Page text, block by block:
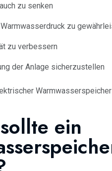
zu senken
zu
zu verbessern
der Anlage sicherzustellen
ein